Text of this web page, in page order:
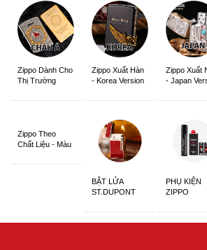
Zippo Dành Cho
Thị Trường
Zippo Xuất Hàn
- Korea Version
Zippo Xuất
- Japan
Zippo Theo
Chất Liệu - Màu
BẬT LỬA
ST.DUPONT
PHỤ KIỆN
ZIPPO